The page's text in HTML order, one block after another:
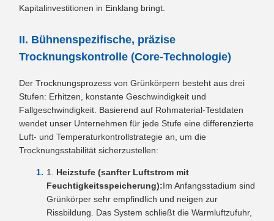
Kapitalinvestitionen in Einklang bringt.
II. Bühnenspezifische, präzise
Trocknungskontrolle (Core-Technologie)
Der Trocknungsprozess von Grünkörpern besteht aus drei
Stufen: Erhitzen, konstante Geschwindigkeit und
Fallgeschwindigkeit. Basierend auf Rohmaterial-Testdaten
wendet unser Unternehmen für jede Stufe eine differenzierte
Luft- und Temperaturkontrollstrategie an, um die
Trocknungsstabilität sicherzustellen:
Heizstufe (sanfter Luftstrom mit
Feuchtigkeitsspeicherung):Im Anfangsstadium sind
Grünkörper sehr empfindlich und neigen zur
Rissbildung. Das System schließt die Warmluftzufuhr,